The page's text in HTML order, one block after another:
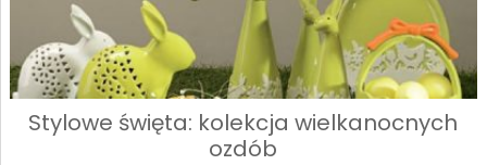
Stylowe święta: kolekcja wielkanocnych
ozdób